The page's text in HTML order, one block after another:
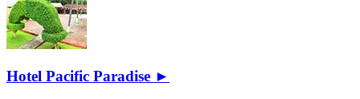
Hotel Pacific Paradise ►